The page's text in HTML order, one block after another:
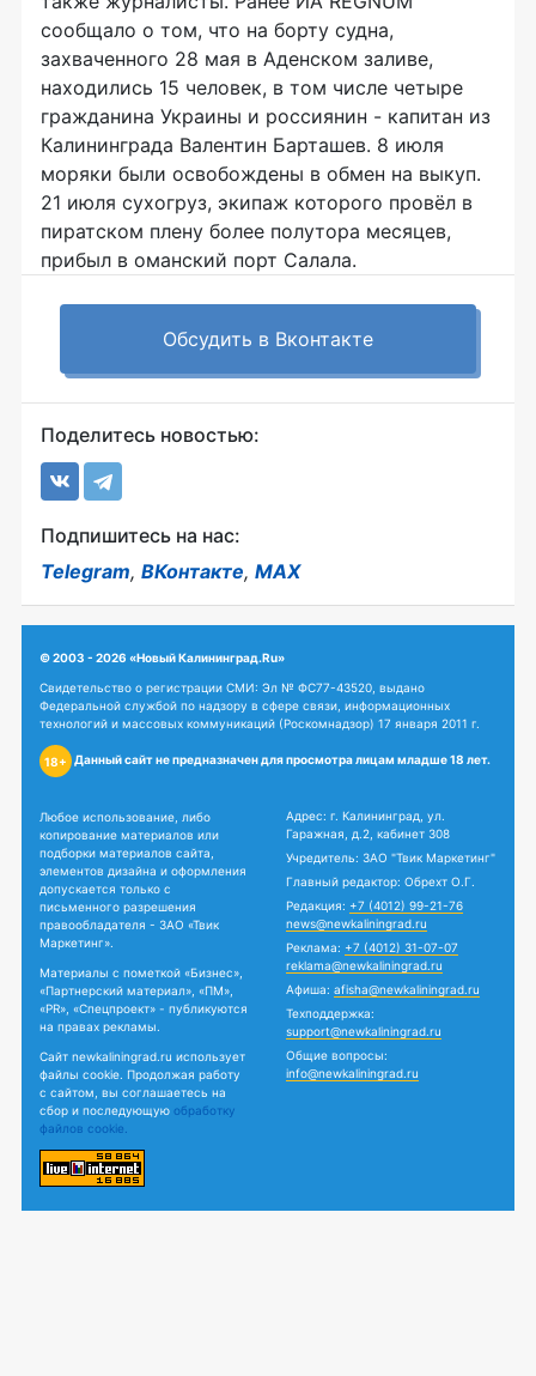
сообщало о том, что на борту судна,
захваченного 28 мая в Аденском заливе,
находились 15 человек, в том числе четыре
гражданина Украины и россиянин - капитан из
Калининграда Валентин Барташев. 8 июля
моряки были освобождены в обмен на выкуп.
21 июля сухогруз, экипаж которого провёл в
пиратском плену более полутора месяцев,
прибыл в оманский порт Салала.
Обсудить в Вконтакте
Поделитесь новостью:
Подпишитесь на нас:
Telegram, ВКонтакте, MAX
© 2003 - 2026 «Новый Калининград.Ru»
Свидетельство о регистрации СМИ: Эл № ФС77-43520, выдано
Федеральной службой по надзору в сфере связи, информационных
технологий и массовых коммуникаций (Роскомнадзор) 17 января 2011 г.
18+ Данный сайт не предназначен для просмотра лицам младше 18 лет.
Любое использование, либо
копирование материалов или
подборки материалов сайта,
элементов дизайна и оформления
допускается только с
письменного разрешения
правообладателя - ЗАО «Твик
Маркетинг».
Материалы с пометкой «Бизнес»,
«Партнерский материал», «ПМ»,
«PR», «Спецпроект» - публикуются
на правах рекламы.
Сайт newkaliningrad.ru использует
файлы cookie. Продолжая работу
с сайтом, вы соглашаетесь на
сбор и последующую обработку
файлов cookie.
Адрес: г. Калининград, ул.
Гаражная, д.2, кабинет 308
Учредитель: ЗАО "Твик Маркетинг"
Главный редактор: Обрехт О.Г.
Редакция: +7 (4012) 99-21-76
news@newkaliningrad.ru
Реклама: +7 (4012) 31-07-07
reklama@newkaliningrad.ru
Афиша: afisha@newkaliningrad.ru
Техподдержка:
support@newkaliningrad.ru
Общие вопросы:
info@newkaliningrad.ru